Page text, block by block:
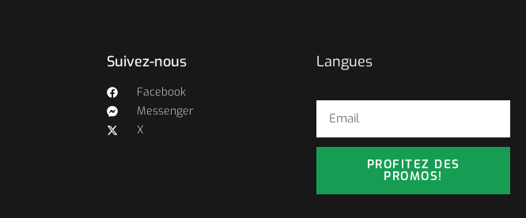
Suivez-nous
Facebook
Messenger
X
Langues
PROFITEZ DES
PROMOS!